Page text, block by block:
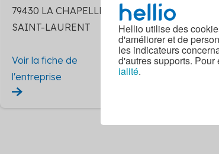
Hellio utilise des
d'améliorer et de
les indicateurs
d'autres supports.
ialité.
79430 LA CHAPELLE-
SAINT-LAURENT
Voir la fiche de
l'entreprise
79600
Voir la fiche de